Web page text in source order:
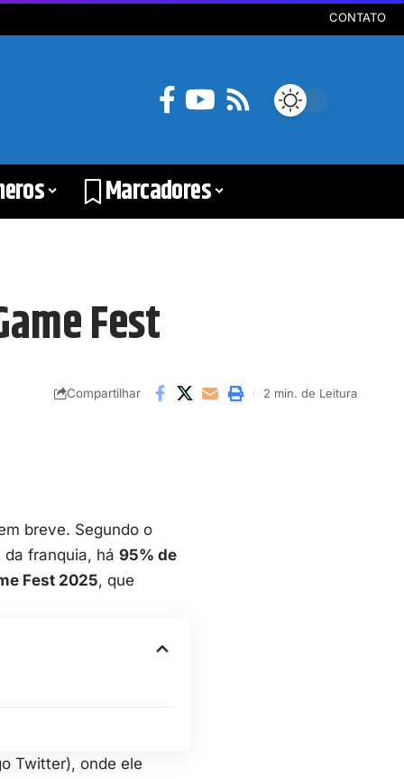
CONTATO
Marcadores
Fest
Compartilhar 2 min. de Leitura
breve. Segundo o
franquia, há 95% de
Fest 2025, que
Twitter), onde ele